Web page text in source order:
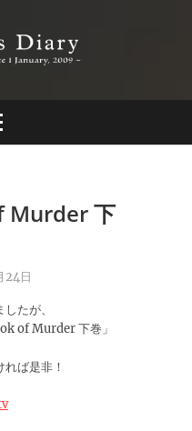
Murder 下
24日
たが、
of Murder 下巻」
ば是非！